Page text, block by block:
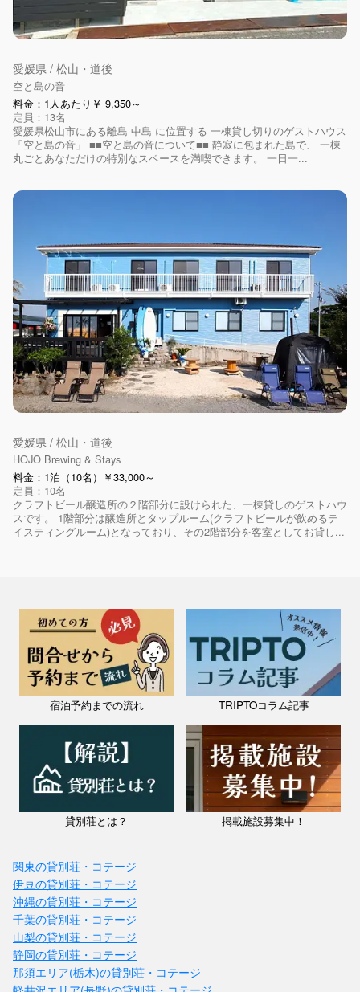
愛媛県 / 松山・道後
空と島の音
料金：1人あたり￥ 9,350～
定員：13名
愛媛県松山市にある離島 中島 に位置する 一棟貸し切りのゲストハウス
「空と島の音」 ■■空と島の音について■■ 静寂に包まれた島で、 一棟
丸ごとあなただけの特別なスペースを満喫できます。 一日一...
愛媛県 / 松山・道後
HOJO Brewing & Stays
料金：1泊（10名）￥33,000～
定員：10名
クラフトビール醸造所の２階部分に設けられた、一棟貸しのゲストハウ
スです。 1階部分は醸造所とタップルーム(クラフトビールが飲めるテ
イスティングルーム)となっており、その2階部分を客室としてお貸し...
宿泊予約までの流れ TRIPTOコラム記事
貸別荘とは？ 掲載施設募集中！
関東の貸別荘・コテージ
伊豆の貸別荘・コテージ
沖縄の貸別荘・コテージ
千葉の貸別荘・コテージ
山梨の貸別荘・コテージ
静岡の貸別荘・コテージ
那須エリア(栃木)の貸別荘・コテージ